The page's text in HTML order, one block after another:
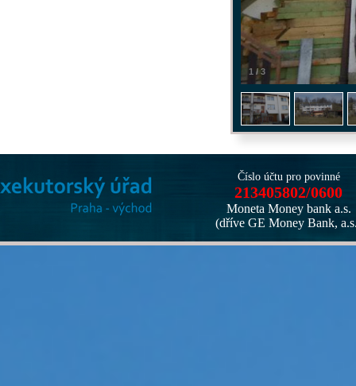
1 / 3
Číslo účtu pro povinné
213405802/0600
Moneta Money bank a.s.
(dříve GE Money Bank,